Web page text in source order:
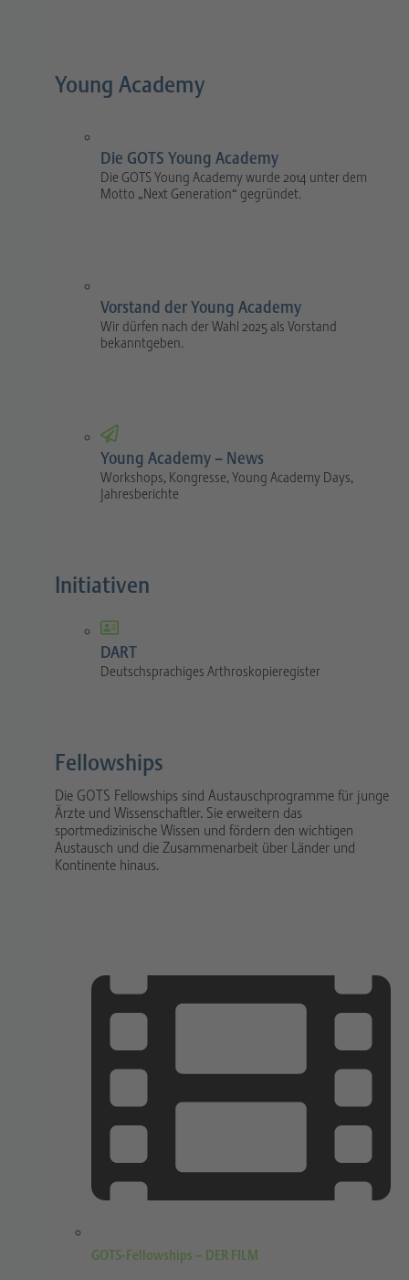
Young Academy
Die GOTS Young Academy
Die GOTS Young Academy wurde 2014 unter dem
Motto „Next Generation“ gegründet.
Vorstand der Young Academy
Wir dürfen nach der Wahl 2025 als Vorstand
bekanntgeben.
Young Academy – News
Workshops, Kongresse, Young Academy Days,
Jahresberichte
Initiativen
DART
Deutschsprachiges Arthroskopieregister
Fellowships
Die GOTS Fellowships sind Austauschprogramme für junge
Ärzte und Wissenschaftler. Sie erweitern das
sportmedizinische Wissen und fördern den wichtigen
Austausch und die Zusammenarbeit über Länder und
Kontinente hinaus.
GOTS-Fellowships – DER FILM